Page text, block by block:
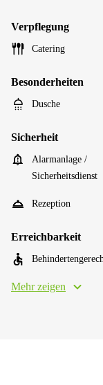
Verpflegung
Catering
Besonderheiten
Dusche
Sicherheit
Alarmanlage /
Sicherheitsdienst
Rezeption
Erreichbarkeit
Mehr zeigen